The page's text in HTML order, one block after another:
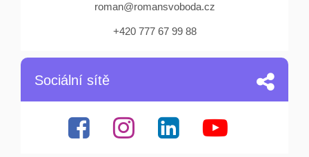
roman@romansvoboda.cz
+420 777 67 99 88
Sociální sítě